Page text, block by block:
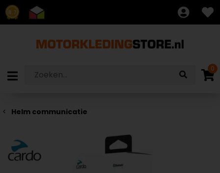
8.7
0
Helm communicatie